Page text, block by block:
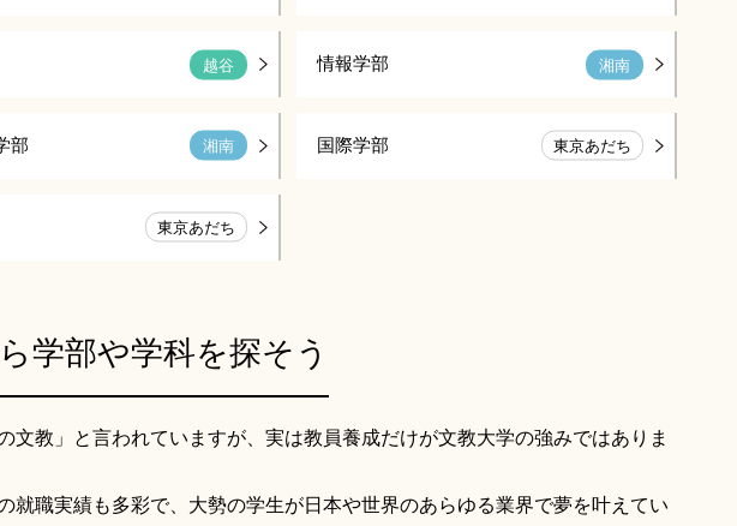
越谷 情報学部 湘南
部 湘南 国際学部 東京あだち
東京あだち
学部や学科を探そう
文教」と言われていますが、実は教員養成だけが文教大学の強みではありま
就職実績も多彩で、大勢の学生が日本や世界のあらゆる業界で夢を叶えてい